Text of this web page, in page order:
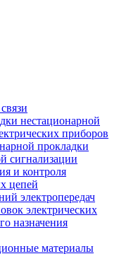
нестационарной
приборов
прокладки
сигнализации
и контроля
цепей
электропередач
электрических
назначения
материалы